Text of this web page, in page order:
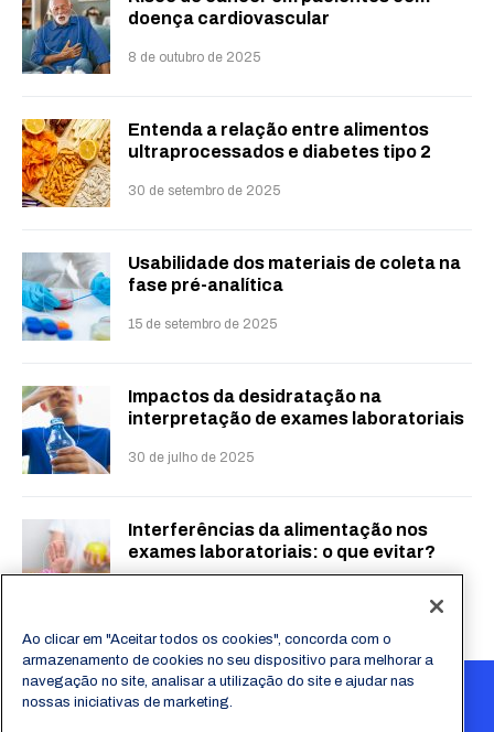
doença cardiovascular
8 de outubro de 2025
Entenda a relação entre alimentos
ultraprocessados e diabetes tipo 2
30 de setembro de 2025
Usabilidade dos materiais de coleta na
fase pré-analítica
15 de setembro de 2025
Impactos da desidratação na
interpretação de exames laboratoriais
30 de julho de 2025
Interferências da alimentação nos
exames laboratoriais: o que evitar?
Ao clicar em "Aceitar todos os cookies", concorda com o
armazenamento de cookies no seu dispositivo para melhorar a
navegação no site, analisar a utilização do site e ajudar nas
nossas iniciativas de marketing.